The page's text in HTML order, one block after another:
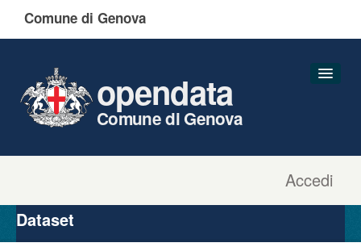
Comune di Genova
Accedi
opendata
Comune di Genova
Organizzazioni
Gruppi
Dataset